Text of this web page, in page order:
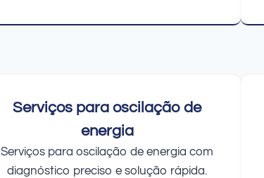
Serviços para oscilação de
energia
Serviços para oscilação de energia com
diagnóstico preciso e solução rápida.